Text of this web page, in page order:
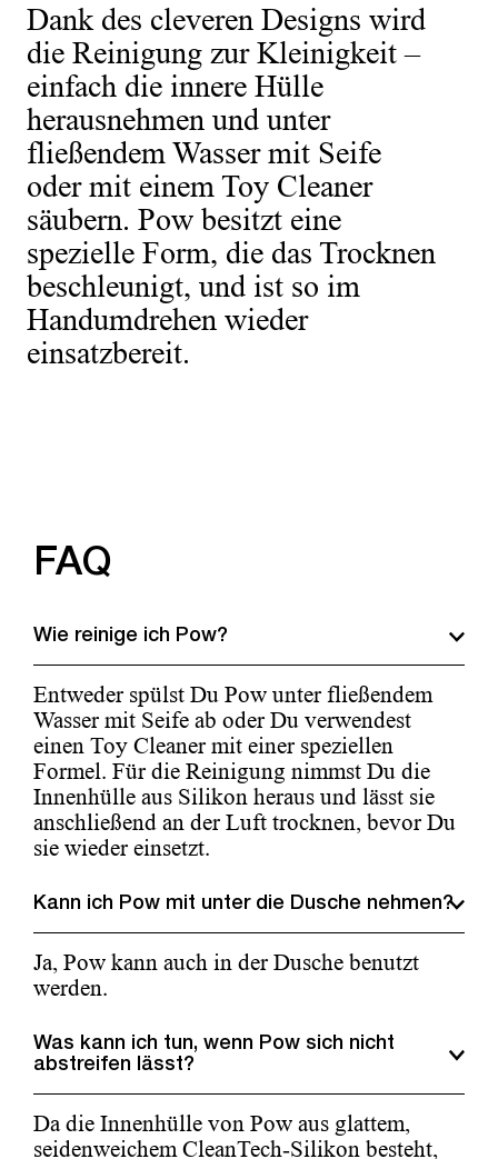
Dank des cleveren Designs wird
die Reinigung zur Kleinigkeit –
einfach die innere Hülle
herausnehmen und unter
fließendem Wasser mit Seife
oder mit einem Toy Cleaner
säubern. Pow besitzt eine
spezielle Form, die das Trocknen
beschleunigt, und ist so im
Handumdrehen wieder
einsatzbereit.
FAQ
Wie reinige ich Pow?
Entweder spülst Du Pow unter fließendem
Wasser mit Seife ab oder Du verwendest
einen Toy Cleaner mit einer speziellen
Formel. Für die Reinigung nimmst Du die
Innenhülle aus Silikon heraus und lässt sie
anschließend an der Luft trocknen, bevor Du
sie wieder einsetzt.
Kann ich Pow mit unter die Dusche nehmen?
Ja, Pow kann auch in der Dusche benutzt
werden.
Was kann ich tun, wenn Pow sich nicht
abstreifen lässt?
Da die Innenhülle von Pow aus glattem,
seidenweichem CleanTech-Silikon besteht,